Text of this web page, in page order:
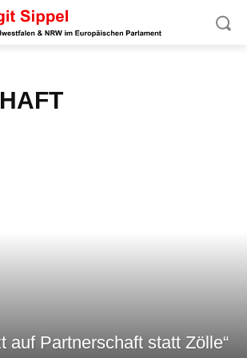
auf Partnerschaft statt Zölle“